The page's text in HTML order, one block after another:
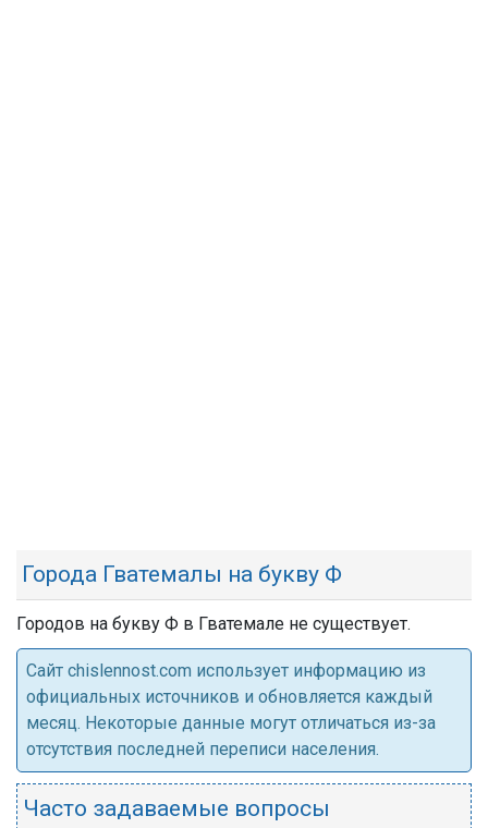
Города Гватемалы на букву Ф
Городов на букву Ф в Гватемале не существует.
Cайт chislennost.com использует информацию из
официальных источников и обновляется каждый
месяц. Некоторые данные могут отличаться из-за
отсутствия последней переписи населения.
Часто задаваемые вопросы